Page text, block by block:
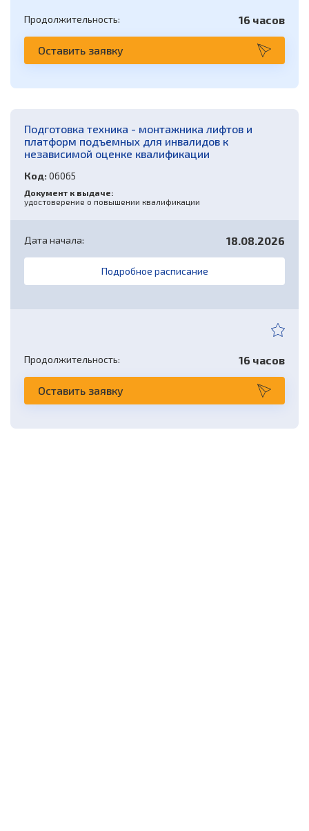
Продолжительность: 16 часов
Оставить заявку
Подготовка техника - монтажника лифтов и
платформ подъемных для инвалидов к
независимой оценке квалификации
Код: 06065
Документ к выдаче:
удостоверение о повышении квалификации
Дата начала: 18.08.2026
Подробное расписание
Продолжительность: 16 часов
Оставить заявку